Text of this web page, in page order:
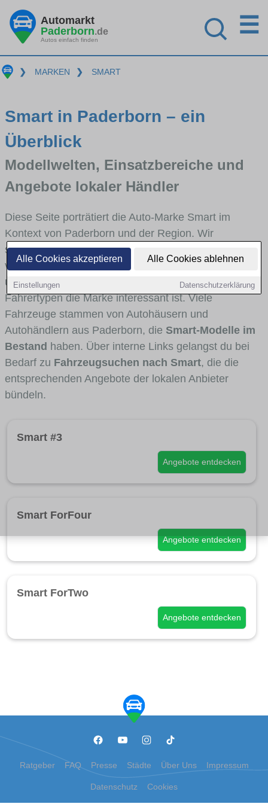
Alle Cookies akzeptieren Alle Cookies ablehnen
Einstellungen Datenschutzerklärung
Automarkt
Paderborn.de
Autos einfach finden
☰
❯ MARKEN ❯ SMART
Smart in Paderborn – ein
Überblick
Modellwelten, Einsatzbereiche und
Angebote lokaler Händler
Diese Seite porträtiert die Auto-Marke Smart im
Kontext von Paderborn und der Region. Wir
skizzieren, in welchen Fahrzeugklassen Smart stark
vertreten ist, welche Modellreihen häufig im Stadt-
und Umlandverkehr zu sehen sind und für welche
Fahrertypen die Marke interessant ist. Viele
Fahrzeuge stammen von Autohäusern und
Autohändlern aus Paderborn, die Smart-Modelle im
Bestand haben. Über interne Links gelangst du bei
Bedarf zu Fahrzeugsuchen nach Smart, die die
entsprechenden Angebote der lokalen Anbieter
bündeln.
Smart #3
Angebote entdecken
Smart ForFour
Angebote entdecken
Smart ForTwo
Angebote entdecken
Ratgeber FAQ Presse Städte Über Uns Impressum
Datenschutz Cookies